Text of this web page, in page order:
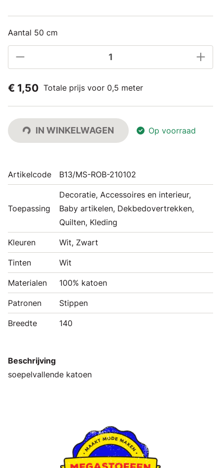
Aantal 50 cm
€ 1,50 Totale prijs voor 0,5 meter
IN WINKELWAGEN Op voorraad
Artikelcode B13/MS-ROB-210102
Toepassing
Decoratie, Accessoires en interieur,
Baby artikelen, Dekbedovertrekken,
Quilten, Kleding
Kleuren Wit, Zwart
Tinten Wit
Materialen 100% katoen
Patronen Stippen
Breedte 140
Beschrijving
soepelvallende katoen